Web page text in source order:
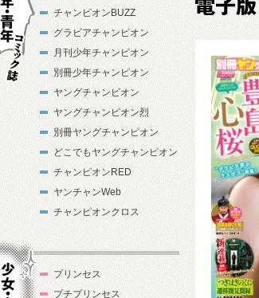
チャンピオンBUZZ
グラビアチャンピオン
月刊少年チャンピオン
別冊少年チャンピオン
ヤングチャンピオン
ヤングチャンピオン烈
別冊ヤングチャンピオン
どこでもヤングチャンピオン
チャンピオンRED
ヤンチャンWeb
チャンピオンクロス
プリンセス
プチプリンセス